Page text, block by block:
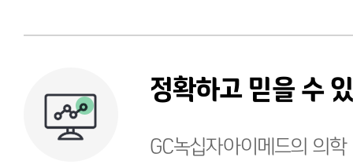
정확하고 믿을 수
GC녹십자아이메드의 의